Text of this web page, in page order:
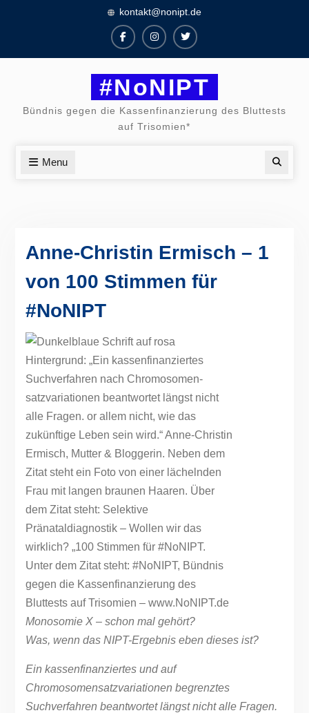
kontakt@nonipt.de
FacebookInstagram
Twitter
#NoNIPT
Bündnis gegen die Kassenfinanzierung des Bluttests
auf Trisomien*
Menu
Anne-Christin Ermisch – 1
von 100 Stimmen für
#NoNIPT
Monosomie X – schon mal gehört?
Was, wenn das NIPT-Ergebnis eben dieses ist?
Ein kassenfinanziertes und auf
Chromosomensatzvariationen begrenztes
Suchverfahren beantwortet längst nicht alle Fragen.